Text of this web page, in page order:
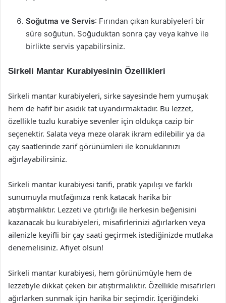
Soğutma ve Servis: Fırından çıkan kurabiyeleri bir
süre soğutun. Soğuduktan sonra çay veya kahve ile
birlikte servis yapabilirsiniz.
Sirkeli Mantar Kurabiyesinin Özellikleri
Sirkeli mantar kurabiyeleri, sirke sayesinde hem yumuşak
hem de hafif bir asidik tat uyandırmaktadır. Bu lezzet,
özellikle tuzlu kurabiye sevenler için oldukça cazip bir
seçenektir. Salata veya meze olarak ikram edilebilir ya da
çay saatlerinde zarif görünümleri ile konuklarınızı
ağırlayabilirsiniz.
Sirkeli mantar kurabiyesi tarifi, pratik yapılışı ve farklı
sunumuyla mutfağınıza renk katacak harika bir
atıştırmalıktır. Lezzeti ve çıtırlığı ile herkesin beğenisini
kazanacak bu kurabiyeleri, misafirlerinizi ağırlarken veya
ailenizle keyifli bir çay saati geçirmek istediğinizde mutlaka
denemelisiniz. Afiyet olsun!
Sirkeli mantar kurabiyesi, hem görünümüyle hem de
lezzetiyle dikkat çeken bir atıştırmalıktır. Özellikle misafirleri
ağırlarken sunmak için harika bir seçimdir. İçeriğindeki